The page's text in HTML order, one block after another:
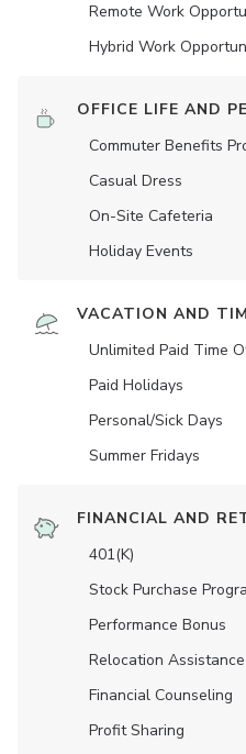
Remote Work
Hybrid Work
OFFICE LIFE AND
Commuter Benefits
Casual Dress
On-Site Cafeteria
Holiday Events
VACATION AND
Unlimited Paid Time
Paid Holidays
Personal/Sick Days
Summer Fridays
FINANCIAL AND
401(K)
Stock Purchase
Performance Bonus
Relocation Assistance
Financial Counseling
Profit Sharing